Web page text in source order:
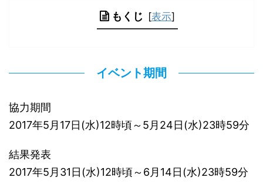
もくじ [表示]
イベント期間
協力期間
2017年5月17日(水)12時頃～5月24日(水)23時59分
結果発表
2017年5月31日(水)12時頃～6月14日(水)23時59分